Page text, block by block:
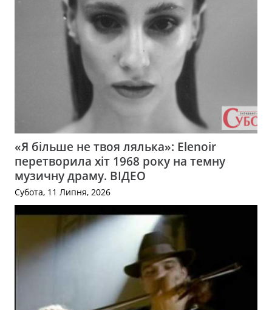
«Я більше не твоя лялька»: Elenoir
перетворила хіт 1968 року на темну
музичну драму. ВІДЕО
Субота, 11 Липня, 2026